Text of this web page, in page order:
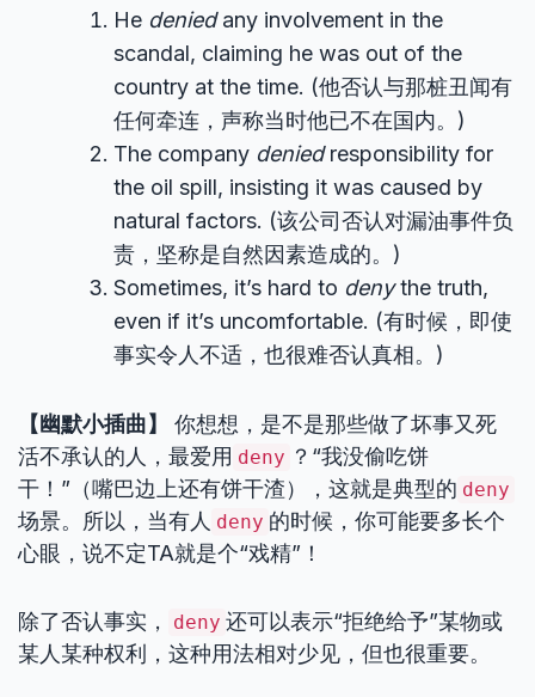
He deniedany involvement in the
scandal, claiming he was out of the
country at the time. (他否认与那桩丑闻有
任何牵连，声称当时他已不在国内。)
The company deniedresponsibility for
the oil spill, insisting it was caused by
natural factors. (该公司否认对漏油事件负
责，坚称是自然因素造成的。)
Sometimes, it’s hard to denythe truth,
even if it’s uncomfortable. (有时候，即使
事实令人不适，也很难否认真相。)
【幽默小插曲】
你想想，是不是那些做了坏事又死
活不承认的人，最爱用 deny ？“我没偷吃饼
干！”（嘴巴边上还有饼干渣），这就是典型的 deny
场景。所以，当有人 deny 的时候，你可能要多长个
心眼，说不定TA就是个“戏精”！
除了否认事实， deny 还可以表示“拒绝给予”某物或
某人某种权利，这种用法相对少见，但也很重要。